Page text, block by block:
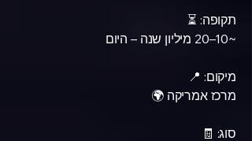
תקופה: ⏳
~10–20 מיליון שנה – היום
מיקום: 📍
מרכז אמריקה 🌍
סוג: 🧾